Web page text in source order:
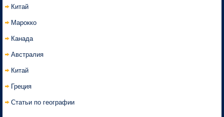
Китай
Марокко
Канада
Австралия
Китай
Греция
Статьи по географии